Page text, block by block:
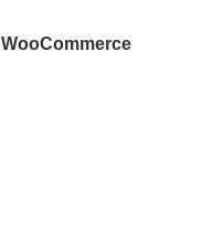
WooCommerce